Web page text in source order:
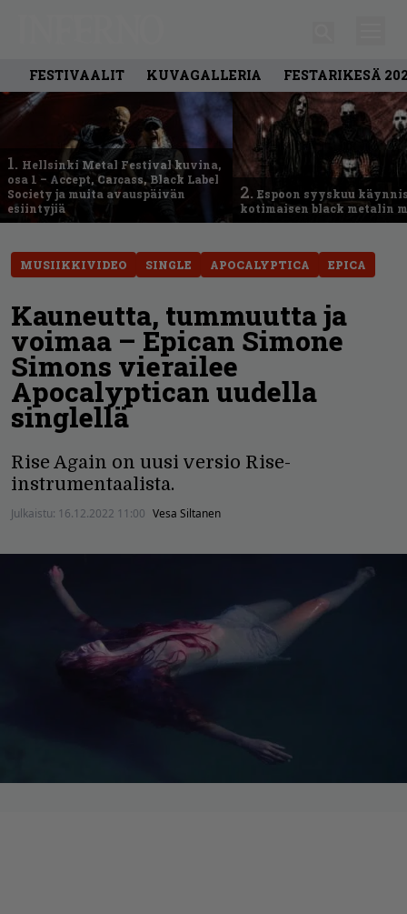
FESTIVAALIT KUVAGALLERIA FESTARIKESÄ
1. Hellsinki Metal Festival kuvina,
osa 1 – Accept, Carcass, Black Label
Society ja muita avauspäivän
esiintyjiä
2. Espoon syyskuu
kotimaisen black metalin
MUSIIKKIVIDEO SINGLE APOCALYPTICA EPICA
Kauneutta, tummuutta ja
voimaa – Epican Simone
Simons vierailee
Apocalyptican uudella
singlellä
Rise Again on uusi versio Rise-
instrumentaalista.
Julkaistu: 16.12.2022 11:00 Vesa Siltanen